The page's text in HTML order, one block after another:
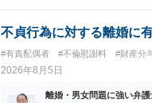
行為（慰謝料の対象）になり
実かどうかは、相談者さんが
することができない状況（不
としては恥ずべき行為ですし
う、十分ご注意ください。 以
不貞行為に対する離婚に
#有責配偶者 #不倫慰謝料 #財産分
2026年8月5日
離婚・男女問題に強い弁護